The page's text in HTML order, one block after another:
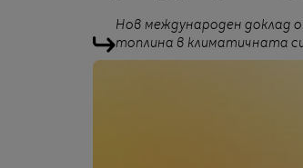
Нов международен доклад
топлина в климатичната